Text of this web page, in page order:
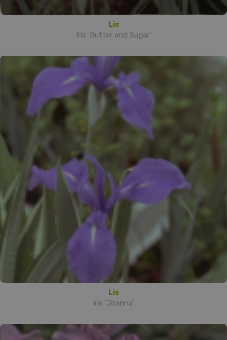
Lis
Iris 'Butter and Sugar'
Lis
Iris 'Joanna'